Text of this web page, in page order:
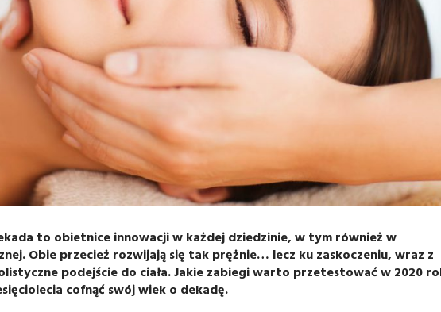
to obietnice innowacji w każdej dziedzinie, w tym również w
Obie przecież rozwijają się tak prężnie… lecz ku zaskoczeniu, wraz z
podejście do ciała. Jakie zabiegi warto przetestować w 2020
cofnąć swój wiek o dekadę.